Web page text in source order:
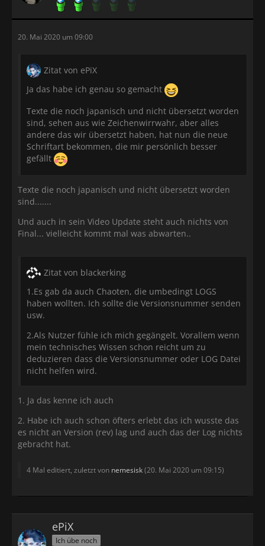
20. Mai 2020 um 09:00
Zitat von ePiX
Ja das habe ich genau so gemacht
Texte die noch japanisch und nicht übersetzt worden
sind, sehen aus wie Zeichenwirrwahr, aber alles
andere das wir übersetzt haben, hat nun die neue
Schriftart bekommen, die mir persönlich besser
gefällt
Texte die noch japanisch und nicht übersetzt worden
sind.......
Und auch in sein Video Update steht auch nichts von
Final... vielleicht kommt mal was abwarten..
Zitat von blackerking
1.Es gab da auch Chaoten, die umbedingt LOGS
haben wollten. Ich sollte die Versionsnummer senden
usw.
2.Als Nutzer fühle ich mich gegängelt. Vorallem wenn
mein technisches Wissen schon reicht um zu
deduzieren dass die Versionsnummer oder LOG Datei
nicht helfen wird.
1. Ja das kenne ich auch
2. Habe ich auch schon öfters erlebt das ich wusste das
es nicht an Version (rev) lag und auch das der Log nichts
gebracht hat.
4 Mal editiert, zuletzt von nemesisk(20. Mai 2020 um 09:15)
ePiX
Ich übe noch